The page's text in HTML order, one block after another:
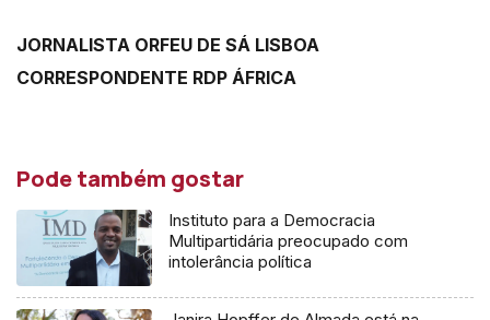
JORNALISTA ORFEU DE SÁ LISBOA
CORRESPONDENTE RDP ÁFRICA
Pode também gostar
Instituto para a Democracia
Multipartidária preocupado com
intolerância política